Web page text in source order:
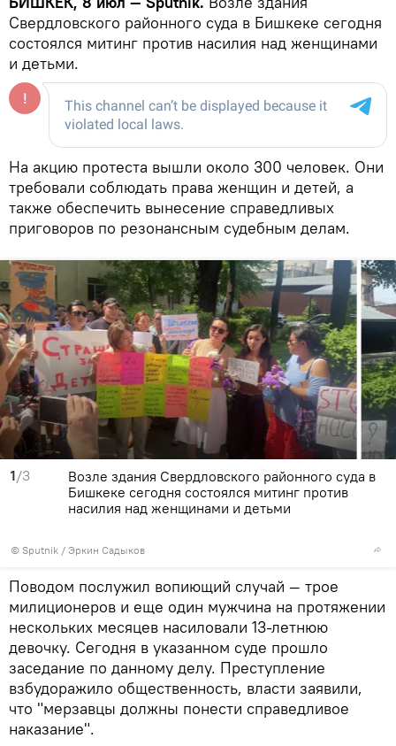
Свердловского районного суда в Бишкеке сегодня
состоялся митинг против насилия над женщинами
и детьми.
На акцию протеста вышли около 300 человек. Они
требовали соблюдать права женщин и детей, а
также обеспечить вынесение справедливых
приговоров по резонансным судебным делам.
1/3
© Sputnik / Эркин Садыков
Возле здания Свердловского районного суда в
Бишкеке сегодня состоялся митинг против
насилия над женщинами и детьми
Поводом послужил вопиющий случай — трое
милиционеров и еще один мужчина на протяжении
нескольких месяцев насиловали 13-летнюю
девочку. Сегодня в указанном суде прошло
заседание по данному делу. Преступление
взбудоражило общественность, власти заявили,
что "мерзавцы должны понести справедливое
наказание".